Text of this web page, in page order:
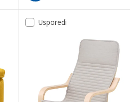
Usporedi